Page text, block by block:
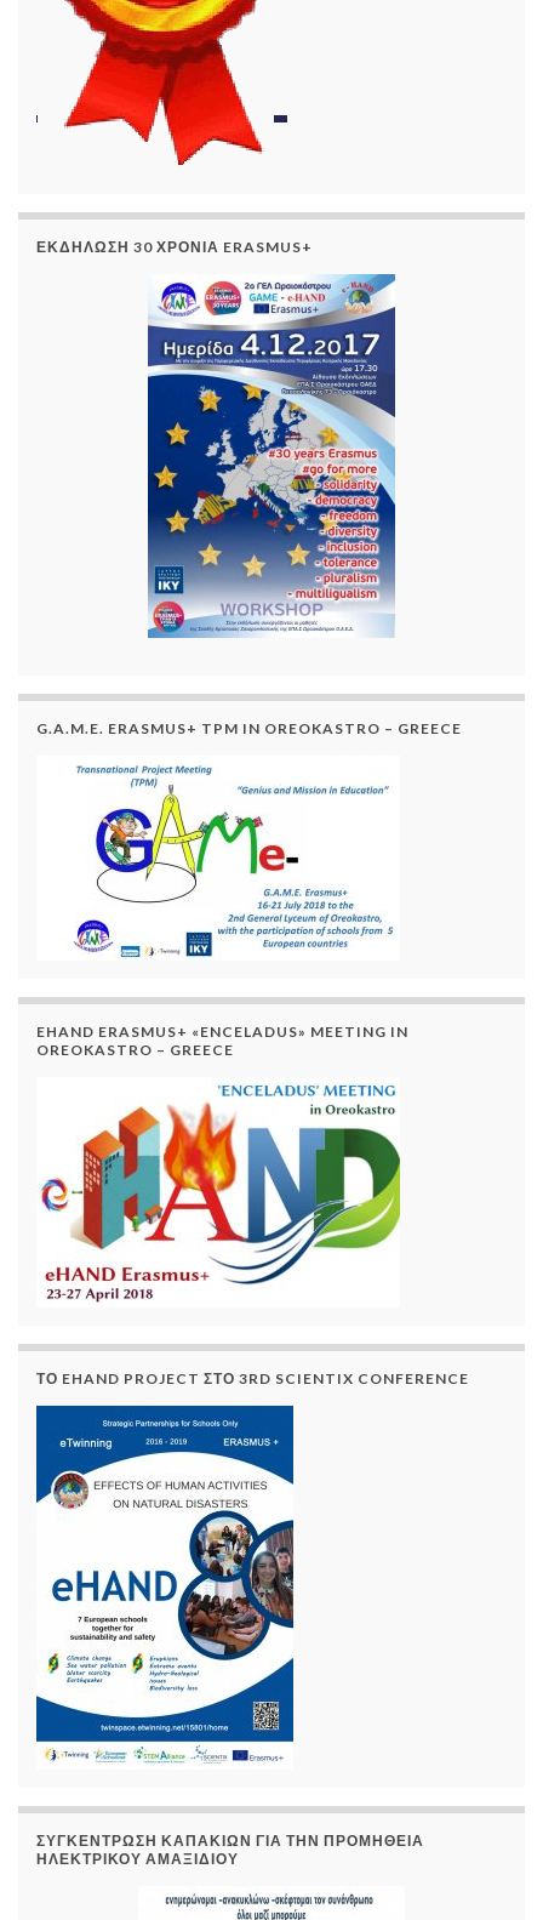
ΕΚΔΉΛΩΣΗ 30 ΧΡΌΝΙΑ ERASMUS+
G.A.M.E. ERASMUS+ TPM IN OREOKASTRO – GREECE
EHAND ERASMUS+ «ENCELADUS» MEETING IN
OREOKASTRO – GREECE
ΤΟ EHAND PROJECT ΣΤΟ 3RD SCIENTIX CONFERENCE
ΣΥΓΚΈΝΤΡΩΣΗ ΚΑΠΑΚΙΏΝ ΓΙΑ ΤΗΝ ΠΡΟΜΉΘΕΙΑ
ΗΛΕΚΤΡΙΚΟΎ ΑΜΑΞΙΔΊΟΥ